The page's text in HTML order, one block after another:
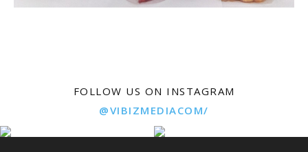
FOLLOW US ON INSTAGRAM
@VIBIZMEDIACOM/